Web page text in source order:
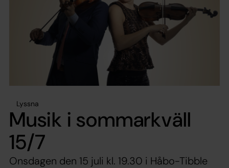
Lyssna
Musik i sommarkväll
15/7
Onsdagen den 15 juli kl. 19.30 i Håbo-Tibble